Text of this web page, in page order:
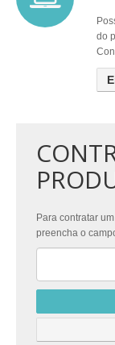
do
Para contratar
preencha o